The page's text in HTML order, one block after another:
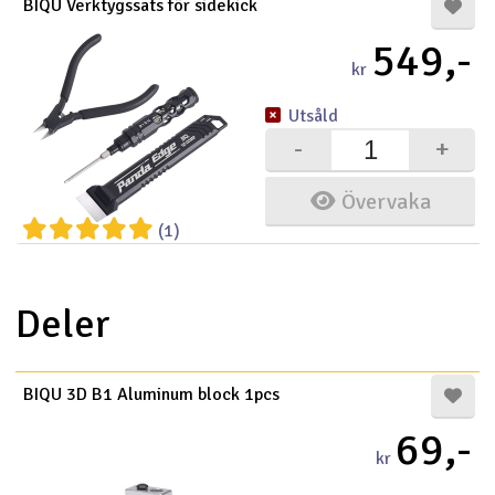
BIQU Verktygssats för sidekick
(1)
kr 549,-
Övervaka
+
-
Utsåld
Deler
BIQU 3D B1 Aluminum block 1pcs
kr 69,-